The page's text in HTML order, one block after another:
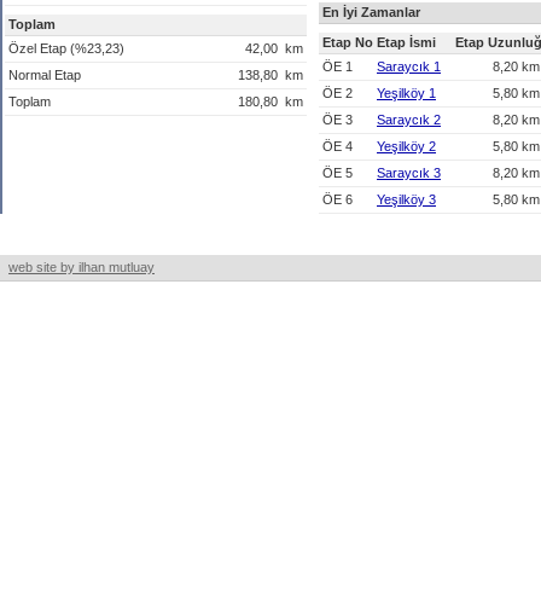
Toplam
Özel Etap (%23,23)
42,00 km
Normal Etap
138,80 km
Toplam
180,80 km
En İyi Zamanlar
Etap No Etap İsmi
Etap
ÖE 1
Saraycık 1
8,20
ÖE 2
Yeşilköy 1
5,80
ÖE 3
Saraycık 2
8,20
ÖE 4
Yeşilköy 2
5,80
ÖE 5
Saraycık 3
8,20
ÖE 6
Yeşilköy 3 5,80
web site by ilhan mutluay